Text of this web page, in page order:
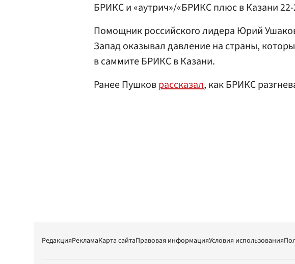
БРИКС и «аутрич»/«БРИКС плюс в Казани 22-
Помощник российского лидера Юрий
Запад оказывал давление на страны,
в саммите БРИКС в Казани.
Ранее Пушковрассказал, как БРИКС
РедакцияРекламаКарта сайтаПравовая информацияУсловия использования